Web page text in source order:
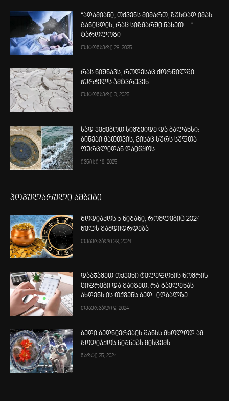
“ადამიანი, თქვენს მიმართ, ზუსტად იმას
განიცდის, რაც სიზმარში ნახეთ…“ –
ტაროლოგი
ოქტომბერი 28, 2025
რას ნიშნავს, როდესაც ქორწილში
ჭურჭელს ამტვრევენ
ოქტომბერი 3, 2025
სად ვეძებოთ სიმშვიდე და ბალანსი:
ბინები მათთვის, ვისაც სურს სუფთა
ფურცლიდან დაიწყოს
ივნისი 18, 2025
პოპულარული ამბები
ზოდიაქოს 5 ნიშანი, რომლებიც 2024
წელს გამდიდრდება
თებერვალი 28, 2024
დააჯამეთ თქვენი ტელეფონის ნომრის
ციფრები და გაიგეთ, რა გავლენას
ახდენს ის თქვენს ბედ–იღბალზე
თებერვალი 9, 2024
ბედი ბედნიერების შანსს მხოლოდ ამ
ზოდიაქოს ნიშნებს მისცემს
მარტი 25, 2024